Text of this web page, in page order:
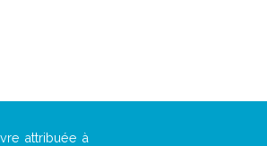
attribuée à